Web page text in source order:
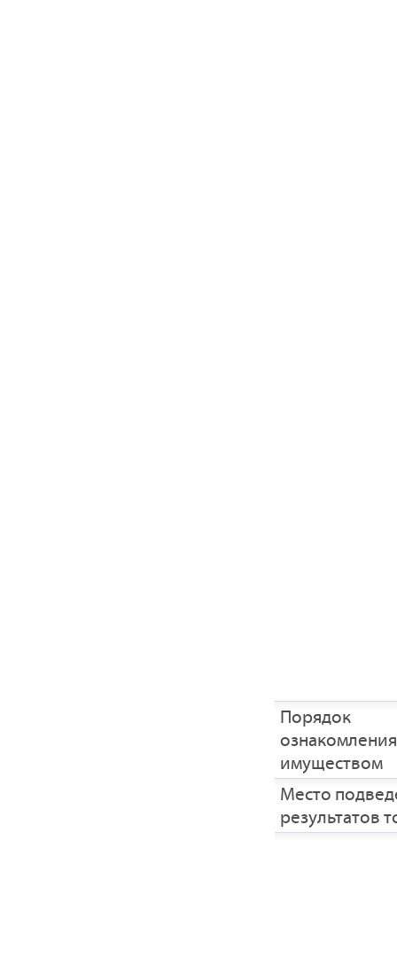
Порядок
имуществом
Место
результатов